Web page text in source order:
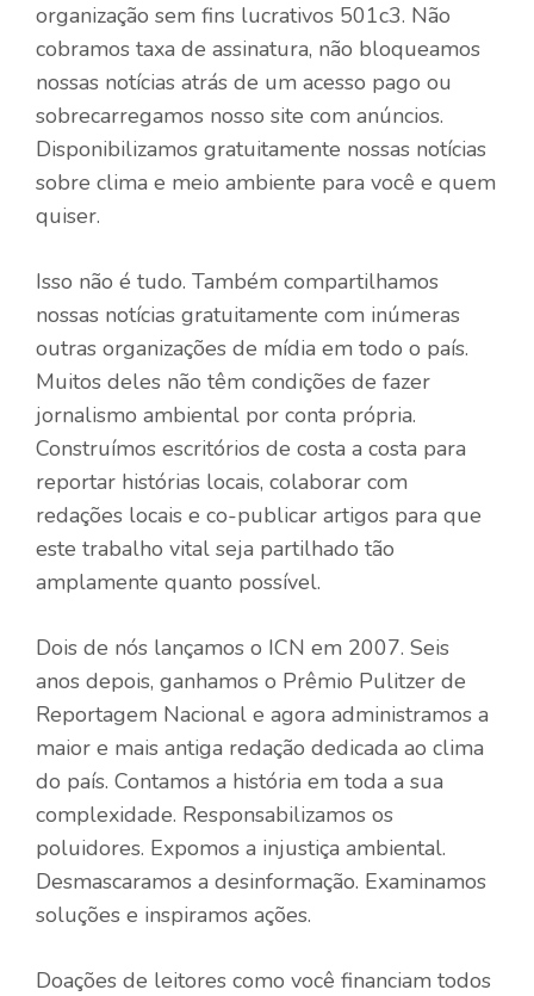
organização sem fins lucrativos 501c3. Não
cobramos taxa de assinatura, não bloqueamos
nossas notícias atrás de um acesso pago ou
sobrecarregamos nosso site com anúncios.
Disponibilizamos gratuitamente nossas notícias
sobre clima e meio ambiente para você e quem
quiser.
Isso não é tudo. Também compartilhamos
nossas notícias gratuitamente com inúmeras
outras organizações de mídia em todo o país.
Muitos deles não têm condições de fazer
jornalismo ambiental por conta própria.
Construímos escritórios de costa a costa para
reportar histórias locais, colaborar com
redações locais e co-publicar artigos para que
este trabalho vital seja partilhado tão
amplamente quanto possível.
Dois de nós lançamos o ICN em 2007. Seis
anos depois, ganhamos o Prêmio Pulitzer de
Reportagem Nacional e agora administramos a
maior e mais antiga redação dedicada ao clima
do país. Contamos a história em toda a sua
complexidade. Responsabilizamos os
poluidores. Expomos a injustiça ambiental.
Desmascaramos a desinformação. Examinamos
soluções e inspiramos ações.
Doações de leitores como você financiam todos